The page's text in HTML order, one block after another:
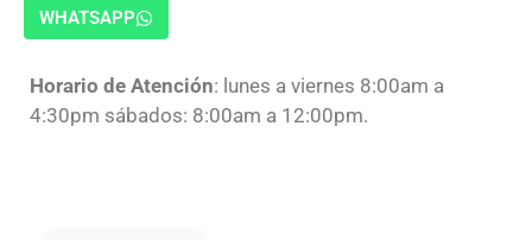
WHATSAPP
Horario de Atención: lunes a viernes 8:00am a
4:30pm sábados: 8:00am a 12:00pm.